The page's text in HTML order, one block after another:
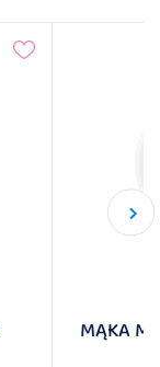
MĄKA